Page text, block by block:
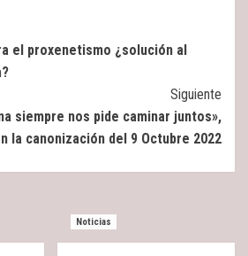
el proxenetismo ¿solución al
Siguiente
siempre nos pide caminar juntos»,
la canonización del 9 Octubre 2022
Noticias